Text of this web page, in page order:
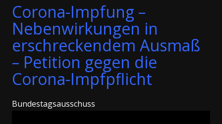
Corona-Impfung –
Nebenwirkungen in
erschreckendem Ausmaß
– Petition gegen die
Corona-Impfpflicht
Bundestagsausschuss